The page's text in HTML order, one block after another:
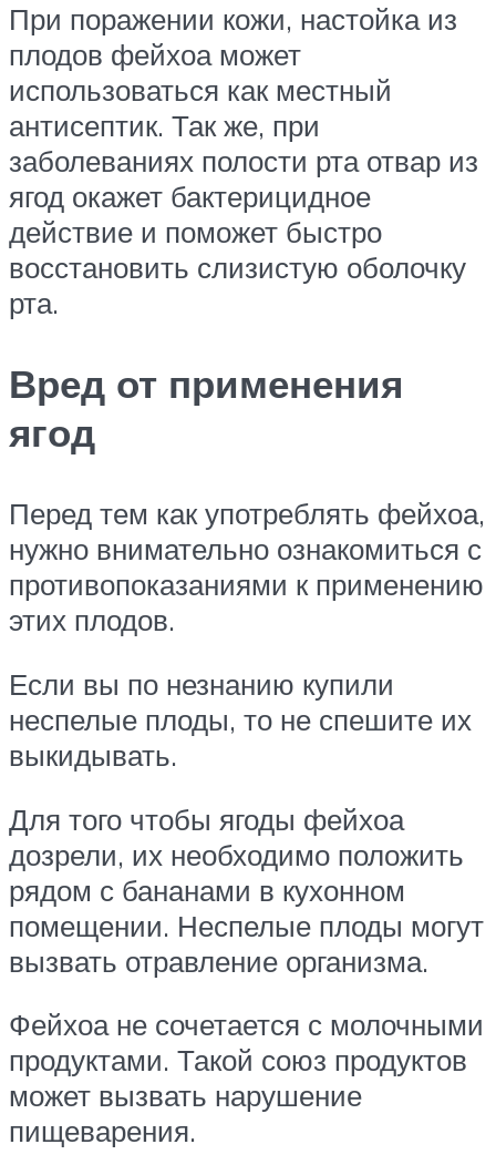
При поражении кожи, настойка из
плодов фейхоа может
использоваться как местный
антисептик. Так же, при
заболеваниях полости рта отвар из
ягод окажет бактерицидное
действие и поможет быстро
восстановить слизистую оболочку
рта.
Вред от применения
ягод
Перед тем как употреблять фейхоа,
нужно внимательно ознакомиться с
противопоказаниями к применению
этих плодов.
Если вы по незнанию купили
неспелые плоды, то не спешите их
выкидывать.
Для того чтобы ягоды фейхоа
дозрели, их необходимо положить
рядом с бананами в кухонном
помещении. Неспелые плоды могут
вызвать отравление организма.
Фейхоа не сочетается с молочными
продуктами. Такой союз продуктов
может вызвать нарушение
пищеварения.